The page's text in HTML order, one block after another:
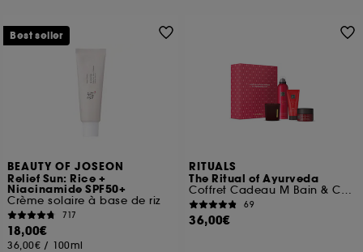
BEAUTY OF JOSEON
Relief Sun: Rice +
Niacinamide SPF50+
Crème solaire à base de riz
717
18,00€
36,00€ / 100ml
Best seller
RITUALS
The Ritual of Ayurveda
Coffret Cadeau M Bain & Corps
69
36,00€